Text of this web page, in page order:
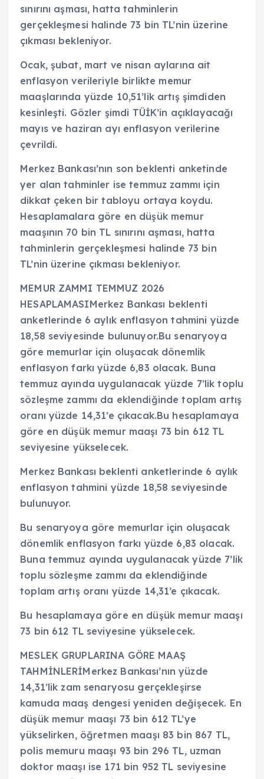
sınırını aşması, hatta tahminlerin
gerçekleşmesi halinde 73 bin TL’nin üzerine
çıkması bekleniyor.
Ocak, şubat, mart ve nisan aylarına ait
enflasyon verileriyle birlikte memur
maaşlarında yüzde 10,51’lik artış şimdiden
kesinleşti. Gözler şimdi TÜİK’in açıklayacağı
mayıs ve haziran ayı enflasyon verilerine
çevrildi.
Merkez Bankası’nın son beklenti anketinde
yer alan tahminler ise temmuz zammı için
dikkat çeken bir tabloyu ortaya koydu.
Hesaplamalara göre en düşük memur
maaşının 70 bin TL sınırını aşması, hatta
tahminlerin gerçekleşmesi halinde 73 bin
TL’nin üzerine çıkması bekleniyor.
MEMUR ZAMMI TEMMUZ 2026
HESAPLAMASIMerkez Bankası beklenti
anketlerinde 6 aylık enflasyon tahmini yüzde
18,58 seviyesinde bulunuyor.Bu senaryoya
göre memurlar için oluşacak dönemlik
enflasyon farkı yüzde 6,83 olacak. Buna
temmuz ayında uygulanacak yüzde 7’lik toplu
sözleşme zammı da eklendiğinde toplam artış
oranı yüzde 14,31’e çıkacak.Bu hesaplamaya
göre en düşük memur maaşı 73 bin 612 TL
seviyesine yükselecek.
Merkez Bankası beklenti anketlerinde 6 aylık
enflasyon tahmini yüzde 18,58 seviyesinde
bulunuyor.
Bu senaryoya göre memurlar için oluşacak
dönemlik enflasyon farkı yüzde 6,83 olacak.
Buna temmuz ayında uygulanacak yüzde 7’lik
toplu sözleşme zammı da eklendiğinde
toplam artış oranı yüzde 14,31’e çıkacak.
Bu hesaplamaya göre en düşük memur maaşı
73 bin 612 TL seviyesine yükselecek.
MESLEK GRUPLARINA GÖRE MAAŞ
TAHMİNLERİMerkez Bankası’nın yüzde
14,31’lik zam senaryosu gerçekleşirse
kamuda maaş dengesi yeniden değişecek. En
düşük memur maaşı 73 bin 612 TL’ye
yükselirken, öğretmen maaşı 83 bin 867 TL,
polis memuru maaşı 93 bin 296 TL, uzman
doktor maaşı ise 171 bin 952 TL seviyesine